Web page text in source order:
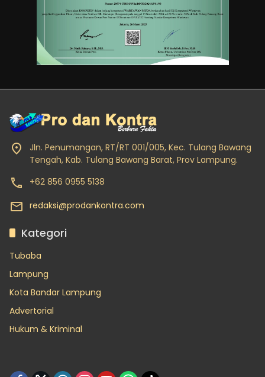
Jln. Penumangan, RT/RT 001/005, Kec. Tulang Bawang
Tengah, Kab. Tulang Bawang Barat, Prov Lampung.
+62 856 0955 5138
redaksi@prodankontra.com
Kategori
Tubaba
Lampung
Kota Bandar Lampung
Advertorial
Hukum & Kriminal